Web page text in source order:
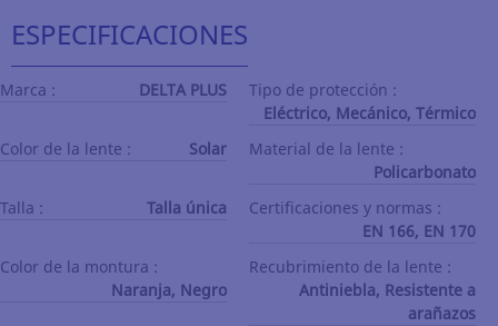
ESPECIFICACIONES
Marca : DELTA PLUS
Tipo de protección :
Eléctrico, Mecánico, Térmico
Color de la lente :
Solar
Material de la lente :
Policarbonato
Talla :
Talla única
Certificaciones y normas :
EN 166, EN 170
Color de la montura :
Naranja, Negro
Recubrimiento de la lente :
Antiniebla, Resistente a
arañazos